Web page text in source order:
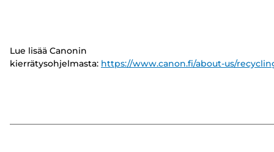
Lue lisää Canonin
kierrätysohjelmasta: https://www.canon.fi/about-us/